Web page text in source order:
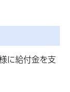
に給付金を支